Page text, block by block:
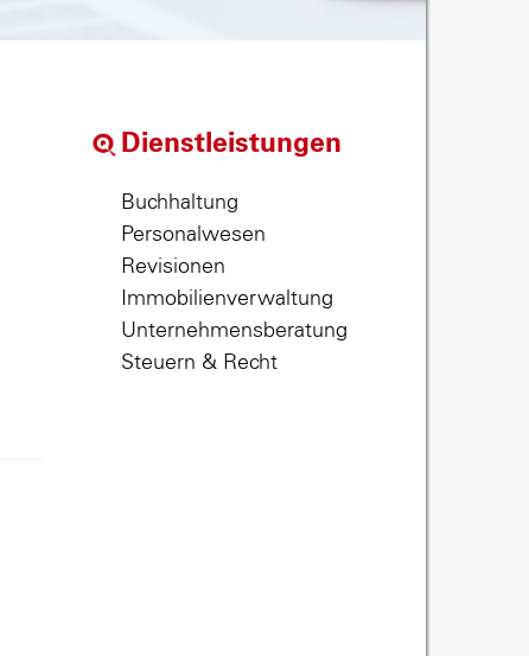
Dienstleistungen
Buchhaltung
Personalwesen
Revisionen
Immobilienverwaltung
Unternehmensberatung
Steuern & Recht